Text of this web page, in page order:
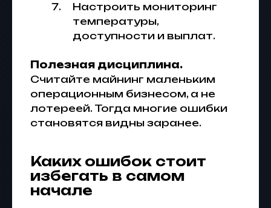
Настроить мониторинг
температуры,
доступности и выплат.
Полезная дисциплина.
Считайте майнинг маленьким
операционным бизнесом, а не
лотереей. Тогда многие ошибки
становятся видны заранее.
Каких ошибок стоит
избегать в самом
начале